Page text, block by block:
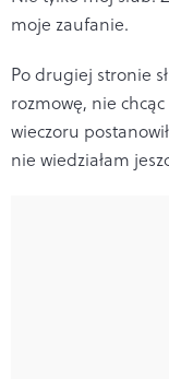
moje zaufanie.
Po drugiej stronie
rozmowę, nie
wieczoru
nie wiedziałam